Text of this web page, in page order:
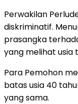
Perwakilan
diskriminatif.
prasangka
yang melihat usia
Para Pemohon
batas usia 40
yang sama.